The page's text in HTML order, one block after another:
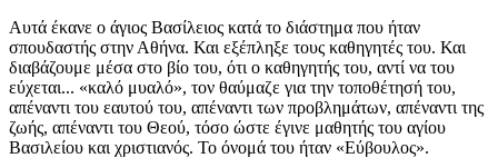
Αυτά έκανε ο άγιος Βασίλειος κατά το διάστημα που ήταν
σπουδαστής στην Αθήνα. Και εξέπληξε τους καθηγητές του. Και
διαβάζουμε μέσα στο βίο του, ότι ο καθηγητής του, αντί να του
εύχεται... «καλό μυαλό», τον θαύμαζε για την τοποθέτησή του,
απέναντι του εαυτού του, απέναντι των προβλημάτων, απέναντι της
ζωής, απέναντι του Θεού, τόσο ώστε έγινε μαθητής του αγίου
Βασιλείου και χριστιανός. Το όνομά του ήταν «Εύβουλος».